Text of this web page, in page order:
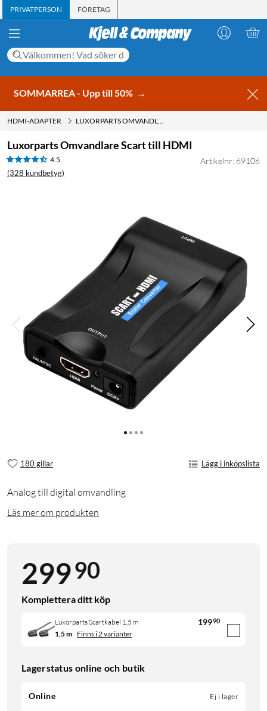
PRIVATPERSON FÖRETAG
SOMMARREA - Upp till 50% →
HDMI-ADAPTER LUXORPARTS OMVANDLARE SCART TILL HDMI
Luxorparts Omvandlare Scart till HDMI
4.5
(328 kundbetyg)
Artikelnr: 69106
180 gillar Lägg i inköpslista
Analog till digital omvandling
Läs mer om produkten
29990
Komplettera ditt köp
Luxorparts Scartkabel 1,5 m 19990
1,5 m Finns i 2 varianter
Lagerstatus online och butik
Online Ej i lager